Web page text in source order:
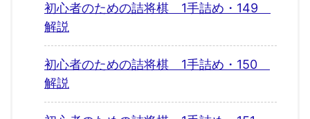
初心者のための詰将棋 1手詰め・149
解説
初心者のための詰将棋 1手詰め・150
解説